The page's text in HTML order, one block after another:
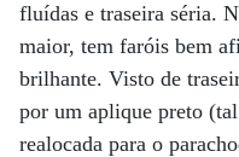
fluídas e traseira séria.
maior, tem faróis bem
brilhante. Visto de
por um aplique preto
realocada para o